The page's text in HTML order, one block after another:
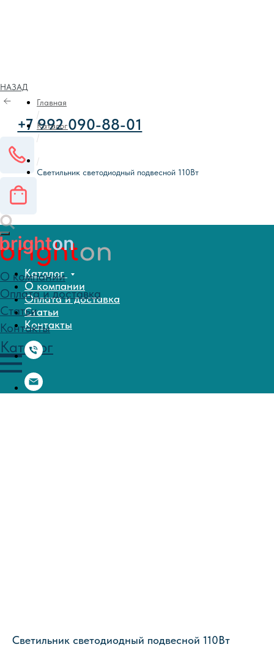
+7 992 090-88-01
О компании
Статьи
Контакты
Каталог
НАЗАД
Главная
/
Каталог
/
/
Светильник светодиодный подвесной 110Вт
Каталог
О компании
Оплата и доставка
Статьи
Контакты
Светильник светодиодный подвесной 110Вт